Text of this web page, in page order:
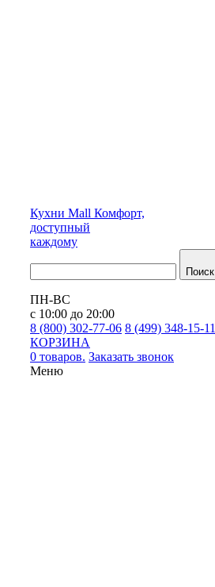
Кухни Mall Комфорт,
доступный
каждому
Поиск
ПН-ВС
с 10:00 до 20:00
8 (800) 302-77-06 8 (499) 348-15-11
КОРЗИНА
0 товаров. Заказать звонок
Меню